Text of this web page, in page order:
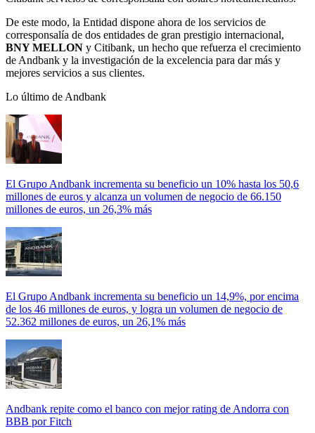
De este modo, la Entidad dispone ahora de los servicios de
corresponsalía de dos entidades de gran prestigio internacional,
BNY MELLON y Citibank, un hecho que refuerza el crecimiento
de Andbank y la investigación de la excelencia para dar más y
mejores servicios a sus clientes.
Lo último de Andbank
El Grupo Andbank incrementa su beneficio un 10% hasta los 50,6
millones de euros y alcanza un volumen de negocio de 66.150
millones de euros, un 26,3% más
El Grupo Andbank incrementa su beneficio un 14,9%, por encima
de los 46 millones de euros, y logra un volumen de negocio de
52.362 millones de euros, un 26,1% más
Andbank repite como el banco con mejor rating de Andorra con
BBB por Fitch